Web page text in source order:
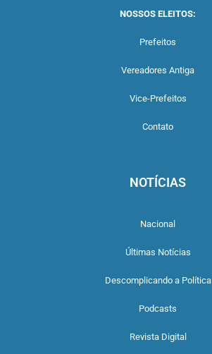
NOSSOS ELEITOS:
Prefeitos
Vereadores Antiga
Vice-Prefeitos
Contato
NOTÍCIAS
Nacional
Últimas Notícias
Descomplicando a Política
Podcasts
Revista Digital